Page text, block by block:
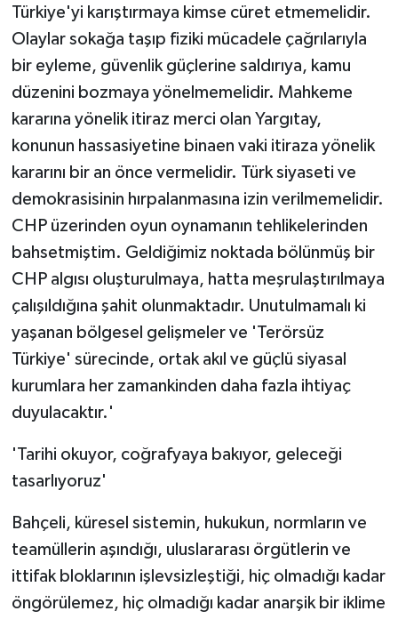
Türkiye'yi karıştırmaya kimse cüret etmemelidir.
Olaylar sokağa taşıp fiziki mücadele çağrılarıyla
bir eyleme, güvenlik güçlerine saldırıya, kamu
düzenini bozmaya yönelmemelidir. Mahkeme
kararına yönelik itiraz merci olan Yargıtay,
konunun hassasiyetine binaen vaki itiraza yönelik
kararını bir an önce vermelidir. Türk siyaseti ve
demokrasisinin hırpalanmasına izin verilmemelidir.
CHP üzerinden oyun oynamanın tehlikelerinden
bahsetmiştim. Geldiğimiz noktada bölünmüş bir
CHP algısı oluşturulmaya, hatta meşrulaştırılmaya
çalışıldığına şahit olunmaktadır. Unutulmamalı ki
yaşanan bölgesel gelişmeler ve 'Terörsüz
Türkiye' sürecinde, ortak akıl ve güçlü siyasal
kurumlara her zamankinden daha fazla ihtiyaç
duyulacaktır.'
'Tarihi okuyor, coğrafyaya bakıyor, geleceği
tasarlıyoruz'
Bahçeli, küresel sistemin, hukukun, normların ve
teamüllerin aşındığı, uluslararası örgütlerin ve
ittifak bloklarının işlevsizleştiği, hiç olmadığı kadar
öngörülemez, hiç olmadığı kadar anarşik bir iklime